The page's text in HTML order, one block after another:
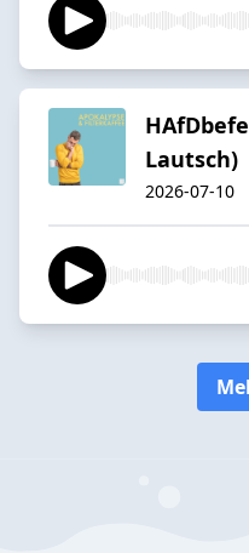
Lautsch)
2026-07-10